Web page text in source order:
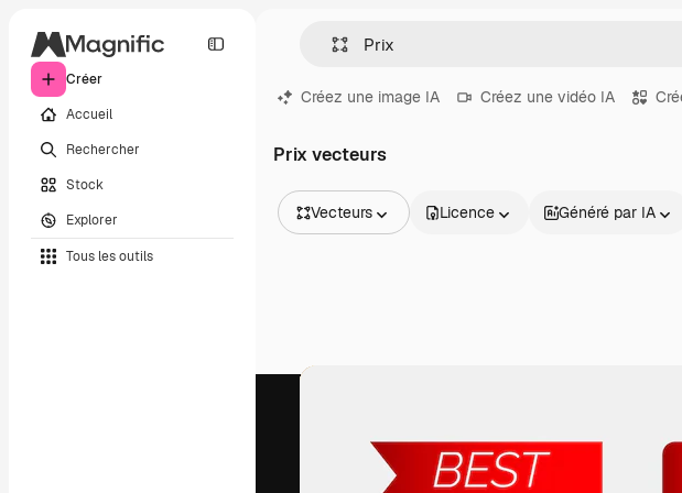
Créer
Accueil
Rechercher
Stock
Explorer
Tous les outils
Créez une image IA Créez une vidéo IA
Prix vecteurs
Vecteurs
Vidéos
Licence Généré par IA